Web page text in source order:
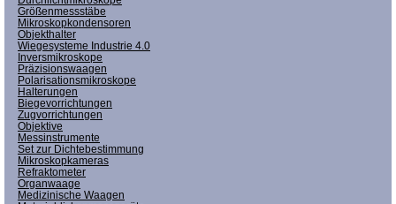
Größenmessstäbe
Mikroskopkondensoren
Objekthalter
Wiegesysteme Industrie 4.0
Inversmikroskope
Präzisionswaagen
Polarisationsmikroskope
Halterungen
Biegevorrichtungen
Zugvorrichtungen
Objektive
Messinstrumente
Set zur Dichtebestimmung
Mikroskopkameras
Refraktometer
Organwaage
Medizinische Waagen